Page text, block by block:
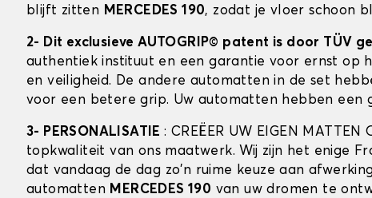
blijft zitten MERCEDES 190, zodat je vloer schoon
2- Dit exclusieve AUTOGRIP© patent is door TÜV
authentiek instituut en een garantie voor ernst op
en veiligheid. De andere automatten in de set
voor een betere grip. Uw automatten hebben een
3- PERSONALISATIE: CREËER UW EIGEN
topkwaliteit van ons maatwerk. Wij zijn het enige
dat vandaag de dag zo'n ruime keuze aan
automatten MERCEDES 190 van uw dromen te